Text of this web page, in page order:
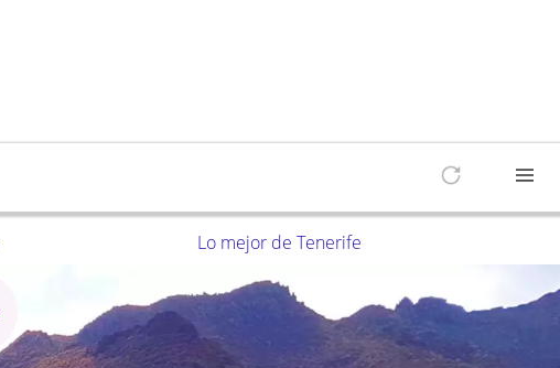
Lo mejor de Tenerife